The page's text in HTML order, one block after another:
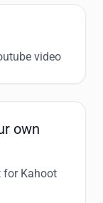
video
own
for Kahoot